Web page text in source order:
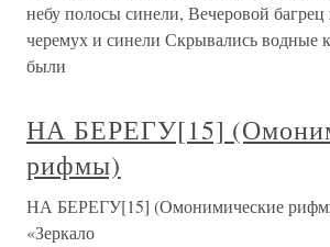
небу полосы синели, Вечеровой багрец
черемух и синели Скрывались водные
были
НА БЕРЕГУ[15]
рифмы)
НА БЕРЕГУ[15] (Омонимические
«Зеркало